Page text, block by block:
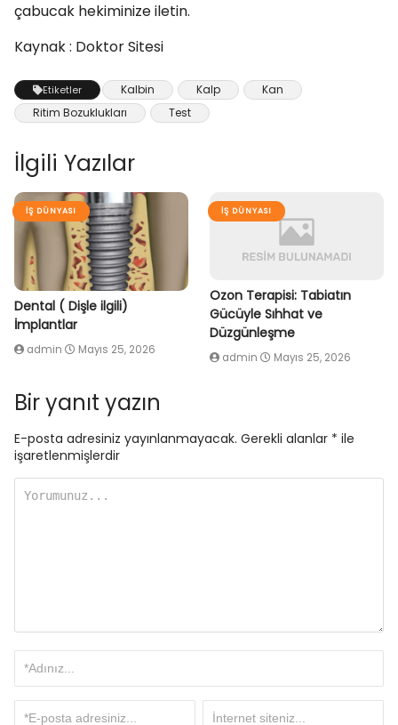
çabucak hekiminize iletin.
Kaynak : Doktor Sitesi
Etiketler Kalbin Kalp
Kan
Ritim Bozuklukları
Test
İlgili Yazılar
İŞ DÜNYASI
Dental ( Dişle ilgili)
İmplantlar
admin Mayıs 25, 2026
İŞ DÜNYASI
Ozon Terapisi: Tabiatın
Gücüyle Sıhhat ve
Düzgünleşme
admin Mayıs 25, 2026
Bir yanıt yazın
E-posta adresiniz yayınlanmayacak. Gerekli alanlar * ile
işaretlenmişlerdir